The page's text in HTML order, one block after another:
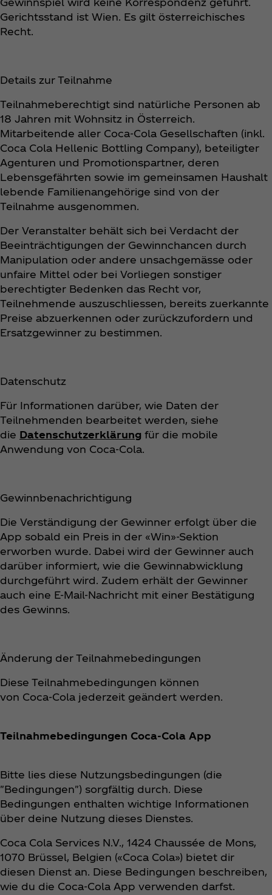
Gerichtsstand ist Wien. Es gilt österreichisches
Recht.
Details zur Teilnahme
Teilnahmeberechtigt sind natürliche Personen ab
18 Jahren mit Wohnsitz in Österreich.
Mitarbeitende aller Coca‑Cola Gesellschaften (inkl.
Coca Cola Hellenic Bottling Company), beteiligter
Agenturen und Promotionspartner, deren
Lebensgefährten sowie im gemeinsamen Haushalt
lebende Familienangehörige sind von der
Teilnahme ausgenommen.
Der Veranstalter behält sich bei Verdacht der
Beeinträchtigungen der Gewinnchancen durch
Manipulation oder andere unsachgemässe oder
unfaire Mittel oder bei Vorliegen sonstiger
berechtigter Bedenken das Recht vor,
Teilnehmende auszuschliessen, bereits zuerkannte
Preise abzuerkennen oder zurückzufordern und
Ersatzgewinner zu bestimmen.
Datenschutz
Für Informationen darüber, wie Daten der
Teilnehmenden bearbeitet werden, siehe
die Datenschutzerklärung für die mobile
Anwendung von Coca‑Cola.
Gewinnbenachrichtigung
Die Verständigung der Gewinner erfolgt über die
App sobald ein Preis in der «Win»-Sektion
erworben wurde. Dabei wird der Gewinner auch
darüber informiert, wie die Gewinnabwicklung
durchgeführt wird. Zudem erhält der Gewinner
auch eine E-Mail-Nachricht mit einer Bestätigung
des Gewinns.
Änderung der Teilnahmebedingungen
Diese Teilnahmebedingungen können
von Coca‑Cola jederzeit geändert werden.
Teilnahmebedingungen Coca‑Cola App
Bitte lies diese Nutzungsbedingungen (die
"Bedingungen") sorgfältig durch. Diese
Bedingungen enthalten wichtige Informationen
über deine Nutzung dieses Dienstes.
Coca Cola Services N.V., 1424 Chaussée de Mons,
1070 Brüssel, Belgien («Coca Cola») bietet dir
diesen Dienst an. Diese Bedingungen beschreiben,
wie du die Coca‑Cola App verwenden darfst.